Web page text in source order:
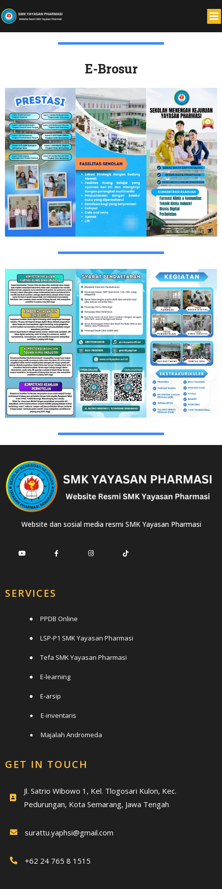
E-Brosur
Website dan sosial media resmi SMK Yayasan Pharmasi
SERVICES
PPDB Online
LSP-P1 SMK Yayasan Pharmasi
Tefa SMK Yayasan Pharmasi
E-learning
E-arsip
E-inventaris
Majalah Andromeda
GET IN TOUCH
Jl. Satrio Wibowo 1, Kel. Tlogosari Kulon, Kec.
Pedurungan, Kota Semarang, Jawa Tengah
surattu.yaphsi@gmail.com
+62 24 765 8 1515